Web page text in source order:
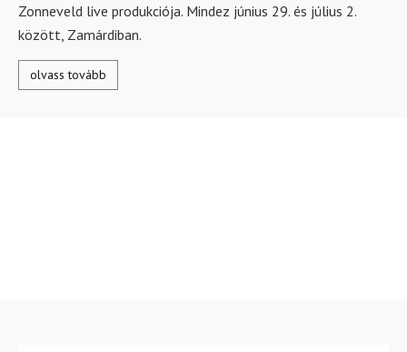
Zonneveld live produkciója. Mindez június 29. és július 2.
között, Zamárdiban.
olvass tovább